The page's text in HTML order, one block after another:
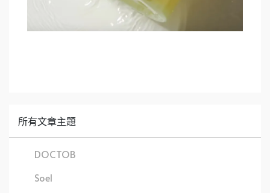
所有文章主題
DOCTOB
Soel